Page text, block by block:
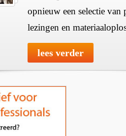
opnieuw een selectie van
lezingen en
lees verder